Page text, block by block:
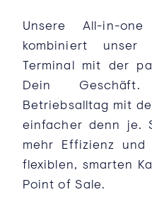
Unsere All-in-
kombiniert unser
Terminal mit der
Dein
Betriebsalltag mit
einfacher denn je.
mehr Effizienz
flexiblen, smarten
Point of Sale.